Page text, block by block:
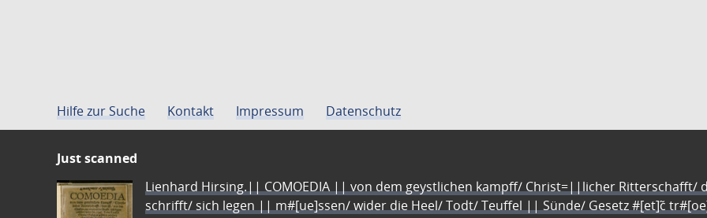
Hilfe zur Suche Kontakt Impressum Datenschutz
Just scanned
Lienhard Hirsing.|| COMOEDIA || von dem geystlichen kampff/ Christ=||licher Ritterschafft/
schrifft/ sich legen || m#[ue]ssen/ wider die Heel/ Todt/ Teuffel || Sünde/ Gesetz #[et]c̃